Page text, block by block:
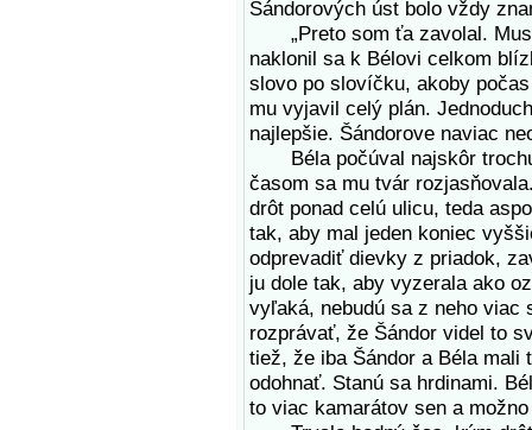
Šándorových úst bolo vždy
„Preto som ťa zavolal.
naklonil sa k Bélovi celkom
slovo po slovíčku, akoby
mu vyjavil celý plán.
najlepšie. Šándorove naviac
Béla počúval najskôr trochu
časom sa mu tvár
drôt ponad celú ulicu, teda
tak, aby mal jeden koniec
odprevadiť dievky z priadok,
ju dole tak, aby vyzerala ako
vyľaká, nebudú sa z neho viac
rozprávať, že Šándor videl to
tiež, že iba Šándor a Béla
odohnať. Stanú sa hrdinami.
to viac kamarátov sen a